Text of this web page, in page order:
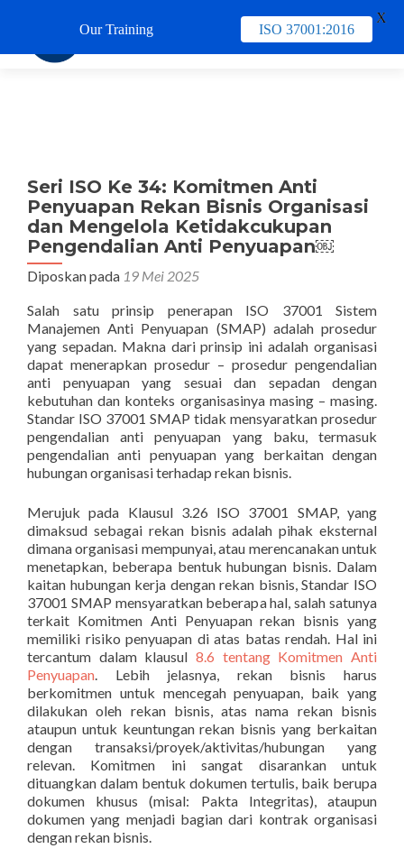
Seri ISO Ke 34: Komitmen Anti
Penyuapan Rekan Bisnis Organisasi
dan Mengelola Ketidakcukupan
Pengendalian Anti Penyuapan￼
Diposkan pada 19 Mei 2025
Salah satu prinsip penerapan ISO 37001 Sistem
Manajemen Anti Penyuapan (SMAP) adalah prosedur
yang sepadan. Makna dari prinsip ini adalah organisasi
dapat menerapkan prosedur – prosedur pengendalian
anti penyuapan yang sesuai dan sepadan dengan
kebutuhan dan konteks organisasinya masing – masing.
Standar ISO 37001 SMAP tidak mensyaratkan prosedur
pengendalian anti penyuapan yang baku, termasuk
pengendalian anti penyuapan yang berkaitan dengan
hubungan organisasi terhadap rekan bisnis.
Merujuk pada Klausul 3.26 ISO 37001 SMAP, yang
dimaksud sebagai rekan bisnis adalah pihak eksternal
dimana organisasi mempunyai, atau merencanakan untuk
menetapkan, beberapa bentuk hubungan bisnis. Dalam
kaitan hubungan kerja dengan rekan bisnis, Standar ISO
37001 SMAP mensyaratkan beberapa hal, salah satunya
terkait Komitmen Anti Penyuapan rekan bisnis yang
memiliki risiko penyuapan di atas batas rendah. Hal ini
tercantum dalam klausul 8.6 tentang Komitmen Anti
Penyuapan. Lebih jelasnya, rekan bisnis harus
berkomitmen untuk mencegah penyuapan, baik yang
dilakukan oleh rekan bisnis, atas nama rekan bisnis
ataupun untuk keuntungan rekan bisnis yang berkaitan
dengan transaksi/proyek/aktivitas/hubungan yang
relevan. Komitmen ini sangat disarankan untuk
dituangkan dalam bentuk dokumen tertulis, baik berupa
dokumen khusus (misal: Pakta Integritas), ataupun
dokumen yang menjadi bagian dari kontrak organisasi
dengan rekan bisnis.
Our Training ISO 37001:2016
X